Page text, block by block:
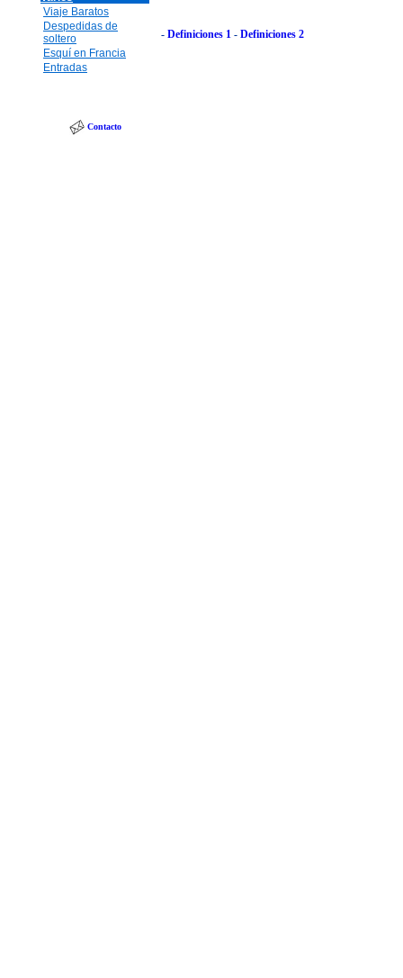
Viaje Baratos
Despedidas de
soltero
Esquí en Francia
Entradas
Contacto
- Definiciones 1 - Definiciones 2